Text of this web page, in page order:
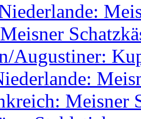
Augustiner:
Meisner